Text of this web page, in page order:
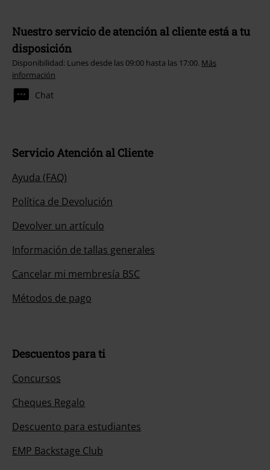
Nuestro servicio de atención al cliente está a tu
disposición
Disponibilidad: Lunes desde las 09:00 hasta las 17:00. Más
información
Chat
Servicio Atención al Cliente
Ayuda (FAQ)
Política de Devolución
Devolver un artículo
Información de tallas generales
Cancelar mi membresía BSC
Métodos de pago
Descuentos para ti
Concursos
Cheques Regalo
Descuento para estudiantes
EMP Backstage Club